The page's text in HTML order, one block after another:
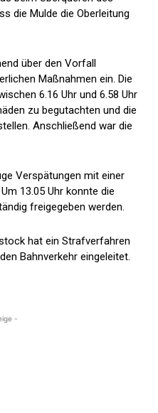
die Mulde die Oberleitung
über den Vorfall
Maßnahmen ein. Die
6.16 Uhr und 6.58 Uhr
zu begutachten und die
Anschließend war die
Verspätungen mit einer
13.05 Uhr konnte die
freigegeben werden.
hat ein Strafverfahren
Bahnverkehr eingeleitet.
-